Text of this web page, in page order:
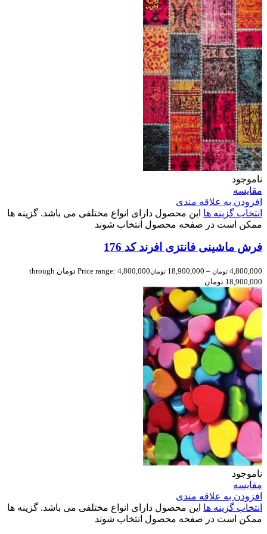
ناموجود
مقایسه
افزودن به علاقه مندی
انتخاب گزینه ها این محصول دارای انواع مختلفی می باشد. گزینه ها
ممکن است در صفحه محصول انتخاب شوند
فرش ماشینی فانتزی افرند کد 176
4,800,000 تومان –
18,900,000 تومان
Price range: 4,800,000 تومان through
18,900,000 تومان
ناموجود
مقایسه
افزودن به علاقه مندی
انتخاب گزینه ها این محصول دارای انواع مختلفی می باشد. گزینه ها
ممکن است در صفحه محصول انتخاب شوند